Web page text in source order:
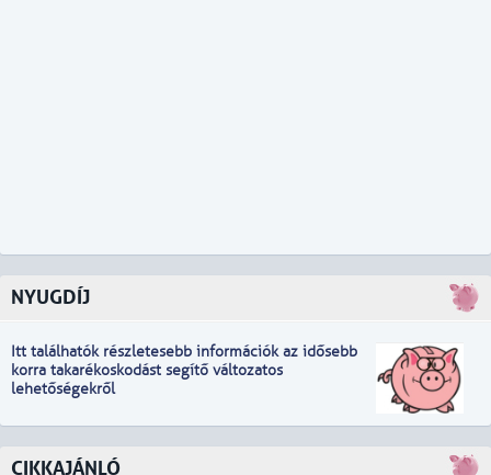
NYUGDÍJ
Itt találhatók részletesebb információkaz idősebb
korra takarékoskodást segítő változatos
lehetőségekről
CIKKAJÁNLÓ